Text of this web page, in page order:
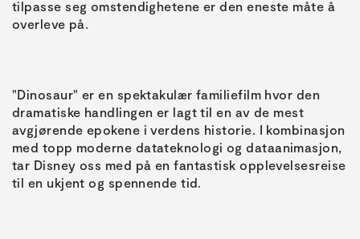
tilpasse seg omstendighetene er den eneste måte å
"Dinosaur" er en spektakulær familiefilm hvor den
dramatiske handlingen er lagt til en av de mest
avgjørende epokene i verdens historie. I kombinasjon
med topp moderne datateknologi og dataanimasjon,
tar Disney oss med på en fantastisk opplevelsesreise